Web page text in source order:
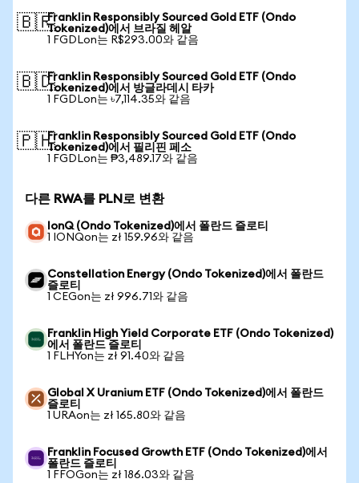
🇧🇷Franklin Responsibly Sourced Gold ETF (Ondo
Tokenized)에서 브라질 헤알
1 FGDLon는 R$293.00와 같음
🇧🇩Franklin Responsibly Sourced Gold ETF (Ondo
Tokenized)에서 방글라데시 타카
1 FGDLon는 ৳7,114.35와 같음
🇵🇭Franklin Responsibly Sourced Gold ETF (Ondo
Tokenized)에서 필리핀 페소
1 FGDLon는 ₱3,489.17와 같음
다른 RWA를 PLN로 변환
IonQ (Ondo Tokenized)에서 폴란드 즐로티
1 IONQon는 zł 159.96와 같음
Constellation Energy (Ondo Tokenized)에서 폴란드
즐로티
1 CEGon는 zł 996.71와 같음
Franklin High Yield Corporate ETF (Ondo Tokenized)
에서 폴란드 즐로티
1 FLHYon는 zł 91.40와 같음
Global X Uranium ETF (Ondo Tokenized)에서 폴란드
즐로티
1 URAon는 zł 165.80와 같음
Franklin Focused Growth ETF (Ondo Tokenized)에서
폴란드 즐로티
1 FFOGon는 zł 186.03와 같음